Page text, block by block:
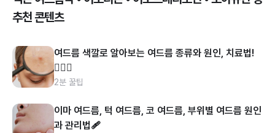
추천 콘텐츠
여드름 색깔로 알아보는 여드름 종류와 원인, 치료법!
👩🏻‍⚕️
2분 꿀팁
이마 여드름, 턱 여드름, 코 여드름, 부위별 여드름 원인
과 관리법🩹